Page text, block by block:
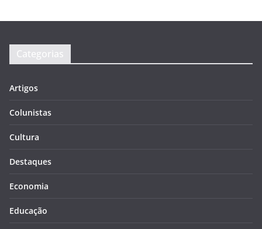
Categorias
Artigos
Colunistas
Cultura
Destaques
Economia
Educação